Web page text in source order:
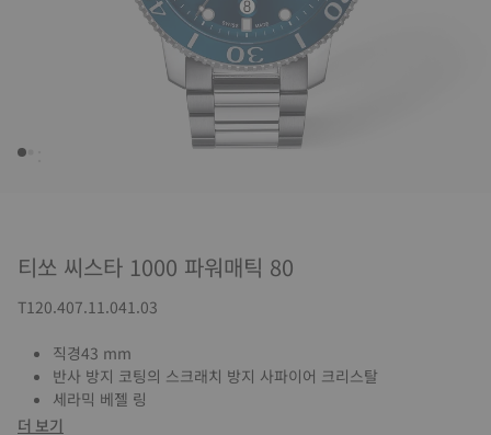
티쏘 씨스타 1000 파워매틱 80
T120.407.11.041.03
직경43 mm
반사 방지 코팅의 스크래치 방지 사파이어 크리스탈
세라믹 베젤 링
더 보기